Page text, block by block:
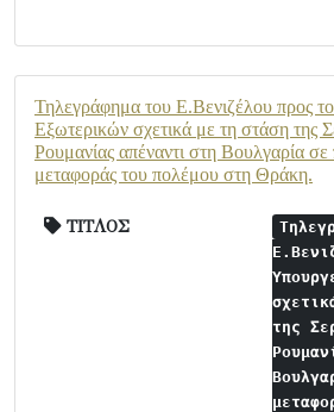
Τηλεγράφημα του Ε.Βενιζέλου προς
Εξωτερικών σχετικά με τη στάση της
Ρουμανίας απέναντι στη Βουλγαρία
μεταφοράς του πολέμου στη Θράκη.
ΤΙΤΛΟΣ
της